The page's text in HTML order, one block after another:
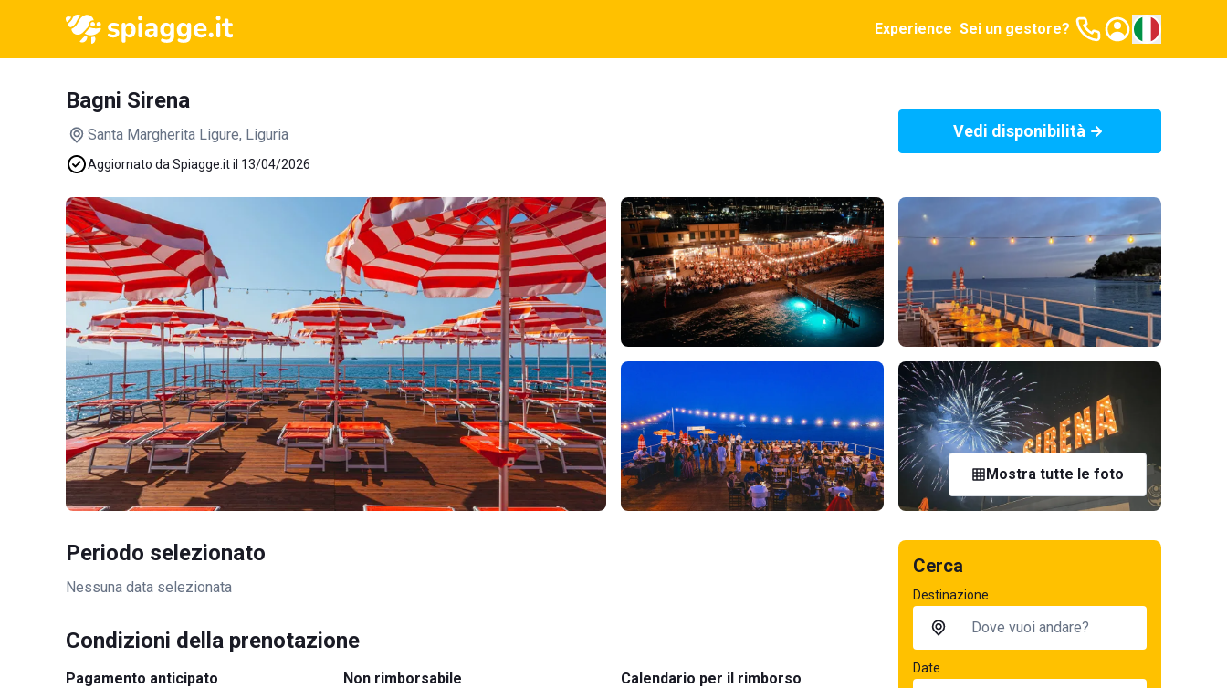
Experience Sei un gestore?
Bagni Sirena
Santa Margherita Ligure, Liguria
Aggiornato da Spiagge.it il 13/04/2026
Vedi disponibilità
Mostra tutte le foto
Periodo selezionato
Nessuna data selezionata
Condizioni della prenotazione
Pagamento anticipato
Non rimborsabile
Calendario per il rimborso
Cerca
Destinazione
Date